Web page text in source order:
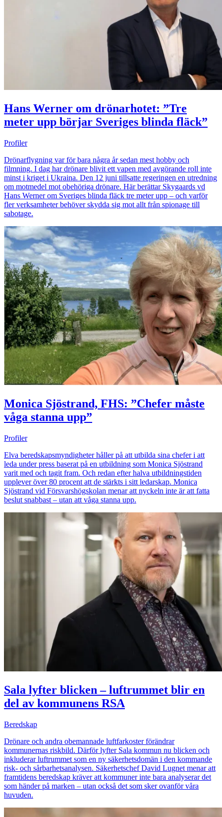
Hans Werner om drönarhotet: ”Tre
meter upp börjar Sveriges blinda fläck”
Profiler
Drönarflygning var för bara några år sedan mest hobby och
filmning. I dag har drönare blivit ett vapen med avgörande roll inte
minst i kriget i Ukraina. Den 12 juni tillsatte regeringen en utredning
om motmedel mot obehöriga drönare. Här berättar Skygaards vd
Hans Werner om Sveriges blinda fläck tre meter upp – och varför
fler verksamheter behöver skydda sig mot allt från spionage till
sabotage.
Monica Sjöstrand, FHS: ”Chefer måste
våga stanna upp”
Profiler
Elva beredskapsmyndigheter håller på att utbilda sina chefer i att
leda under press baserat på en utbildning som Monica Sjöstrand
varit med och tagit fram. Och redan efter halva utbildningstiden
upplever över 80 procent att de stärkts i sitt ledarskap. Monica
Sjöstrand vid Försvarshögskolan menar att nyckeln inte är att fatta
beslut snabbast – utan att våga stanna upp.
Sala lyfter blicken – luftrummet blir en
del av kommunens RSA
Beredskap
Drönare och andra obemannade luftfarkoster förändrar
kommunernas riskbild. Därför lyfter Sala kommun nu blicken och
inkluderar luftrummet som en ny säkerhetsdomän i den kommande
risk- och sårbarhetsanalysen. Säkerhetschef David Lugnet menar att
framtidens beredskap kräver att kommuner inte bara analyserar det
som händer på marken – utan också det som sker ovanför våra
huvuden.